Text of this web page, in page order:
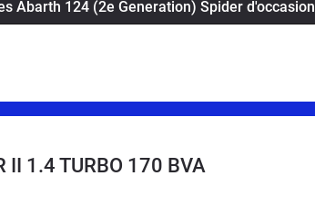
Abarth 124 (2e Generation) Spider d'occasion
II 1.4 TURBO 170 BVA